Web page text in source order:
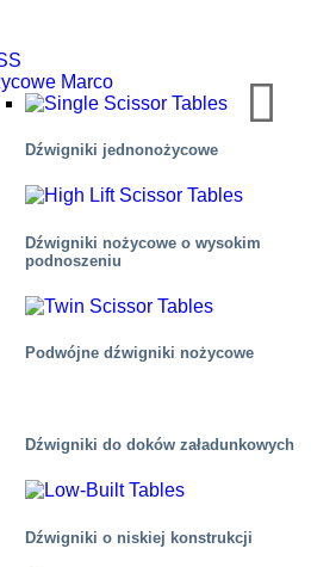
Marco
Dźwigniki jednonożycowe
Dźwigniki nożycowe o wysokim
podnoszeniu
Podwójne dźwigniki nożycowe
Dźwigniki do doków załadunkowych
Dźwigniki o niskiej konstrukcji
działań i
u dzieci
Wiadomości Korporacyjne
Z Rakiem U Dzieci